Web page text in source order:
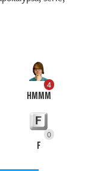
4
HMMM
0
F